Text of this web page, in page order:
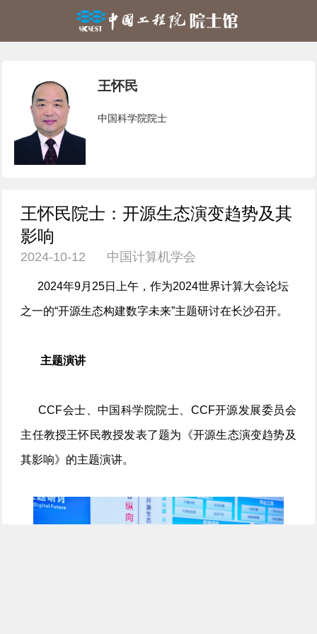
王怀民
中国科学院院士
王怀民院士：开源生态演变趋势及其
影响
2024-10-12 中国计算机学会
2024年9月25日上午，作为2024世界计算大会论坛
之一的“开源生态构建数字未来”主题研讨在长沙召开。
主题演讲
CCF会士、中国科学院院士、CCF开源发展委员会
主任教授王怀民教授发表了题为《开源生态演变趋势及
其影响》的主题演讲。